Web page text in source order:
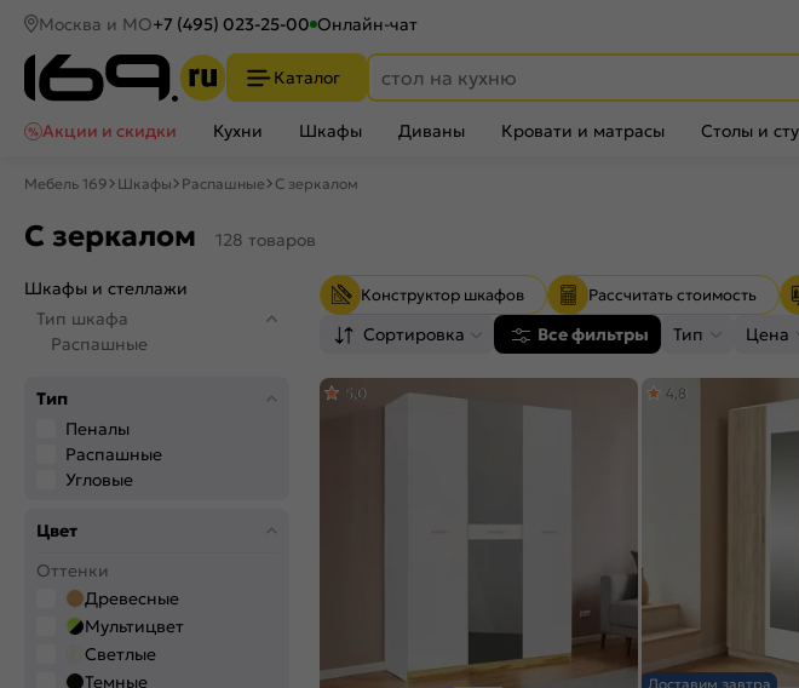
Москва и МО+7 (495) 023-25-00 Онлайн-чат
Каталог
Акции и скидки
Кухни Шкафы Диваны Кровати и матрасы Столы и
Мебель 169 Шкафы Распашные С зеркалом
С зеркалом 128 товаров
Шкафы и стеллажи
Тип шкафа
Распашные
Тип
Пеналы
Распашные
Угловые
Цвет
Оттенки
Древесные
Мультицвет
Светлые
Темные
Конструктор шкафов Рассчитать стоимость
Сортировка Все фильтры Тип Цена
5,0
Доставим завтра
4,8